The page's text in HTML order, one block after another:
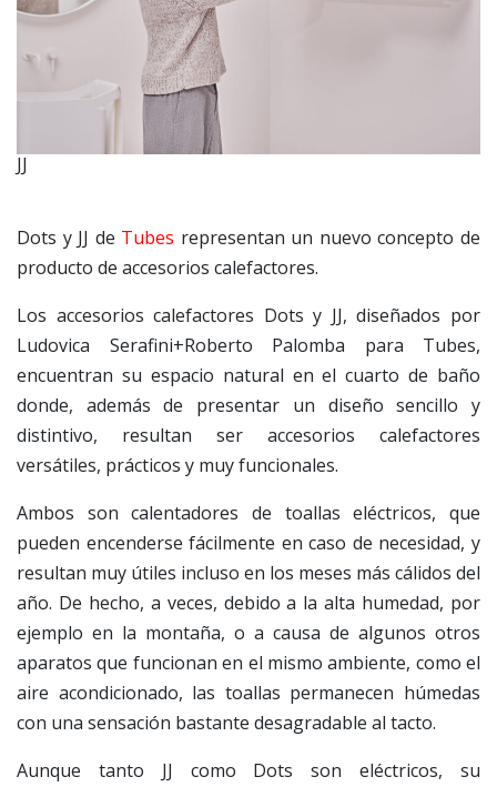
JJ
Dots y JJ de Tubes representan un nuevo concepto de
producto de accesorios calefactores.
Los accesorios calefactores Dots y JJ, diseñados por
Ludovica Serafini+Roberto Palomba para Tubes,
encuentran su espacio natural en el cuarto de baño
donde, además de presentar un diseño sencillo y
distintivo, resultan ser accesorios calefactores
versátiles, prácticos y muy funcionales.
Ambos son calentadores de toallas eléctricos, que
pueden encenderse fácilmente en caso de necesidad, y
resultan muy útiles incluso en los meses más cálidos del
año. De hecho, a veces, debido a la alta humedad, por
ejemplo en la montaña, o a causa de algunos otros
aparatos que funcionan en el mismo ambiente, como el
aire acondicionado, las toallas permanecen húmedas
con una sensación bastante desagradable al tacto.
Aunque tanto JJ como Dots son eléctricos, su